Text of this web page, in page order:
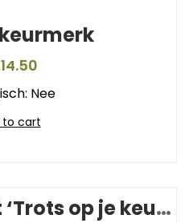
Nee
to cart
Promotiepakket ‘Trots op je keurmerk’